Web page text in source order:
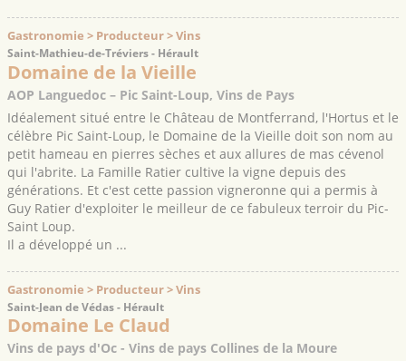
Gastronomie > Producteur > Vins
Saint-Mathieu-de-Tréviers - Hérault
Domaine de la Vieille
AOP Languedoc – Pic Saint-Loup, Vins de Pays
Idéalement situé entre le Château de Montferrand, l'Hortus et le
célèbre Pic Saint-Loup, le Domaine de la Vieille doit son nom au
petit hameau en pierres sèches et aux allures de mas cévenol
qui l'abrite. La Famille Ratier cultive la vigne depuis des
générations. Et c'est cette passion vigneronne qui a permis à
Guy Ratier d'exploiter le meilleur de ce fabuleux terroir du Pic-
Saint Loup.
Il a développé un ...
Gastronomie > Producteur > Vins
Saint-Jean de Védas - Hérault
Domaine Le Claud
Vins de pays d'Oc - Vins de pays Collines de la Moure